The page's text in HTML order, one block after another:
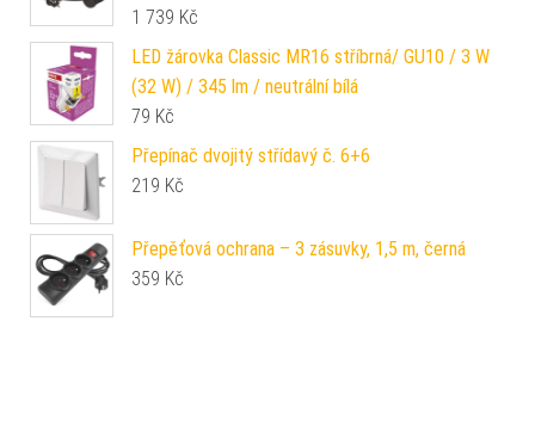
1 739 Kč
LED žárovka Classic MR16 stříbrná/ GU10 / 3 W
(32 W) / 345 lm / neutrální bílá
79 Kč
Přepínač dvojitý střídavý č. 6+6
219 Kč
Přepěťová ochrana – 3 zásuvky, 1,5 m, černá
359 Kč